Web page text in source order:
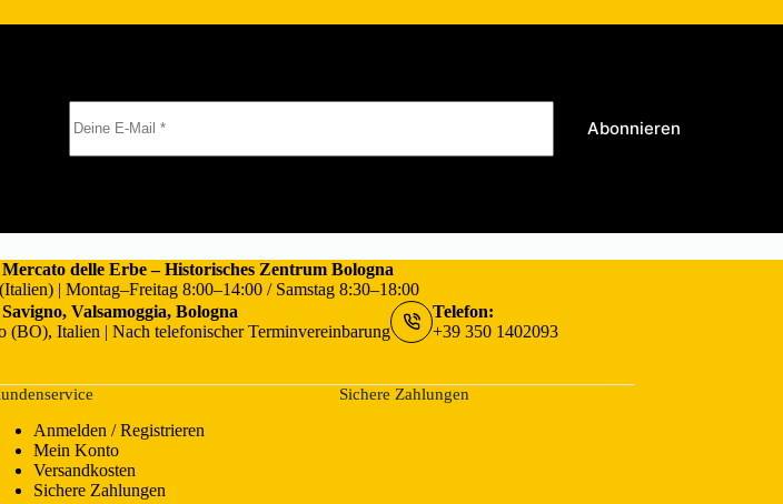
Abonnieren
delle Erbe – Historisches Zentrum Bologna
| Montag–Freitag 8:00–14:00 / Samstag 8:30–18:00
Valsamoggia, Bologna
(BO), Italien | Nach telefonischer Terminvereinbarung
Telefon:
+39 350 1402093
Anmelden / Registrieren
Mein Konto
Versandkosten
Sichere Zahlungen
Sichere Zahlungen